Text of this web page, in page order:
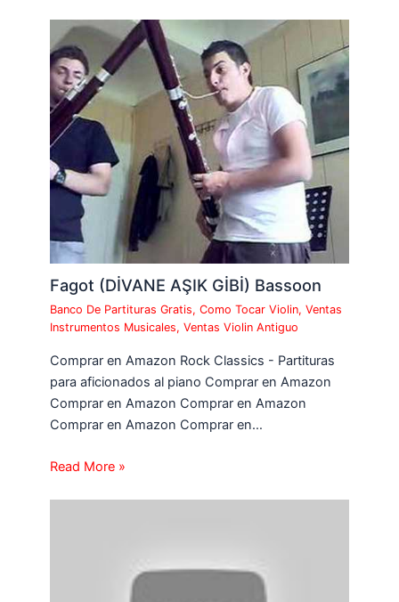
Fagot (DİVANE AŞIK GİBİ) Bassoon
Banco De Partituras Gratis,Como Tocar Violin,Ventas
Instrumentos Musicales,Ventas Violin Antiguo
Comprar en Amazon Rock Classics - Partituras
para aficionados al piano Comprar en Amazon
Comprar en Amazon Comprar en Amazon
Comprar en Amazon Comprar en…
Read More »